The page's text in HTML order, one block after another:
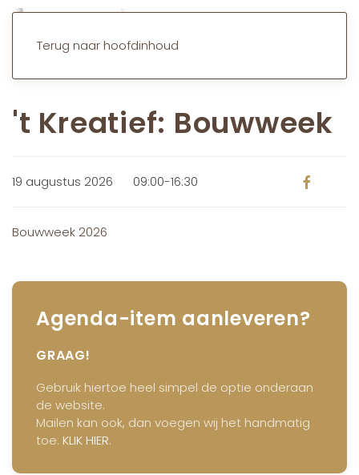
Terug naar hoofdinhoud
't Kreatief: Bouwweek
19 augustus 2026 09:00-16:30
Bouwweek 2026
Agenda-item aanleveren?
GRAAG!
Gebruik hiertoe heel simpel de optie onderaan
de website.
Mailen kan ook, dan voegen wij het handmatig
toe: KLIK HIER.